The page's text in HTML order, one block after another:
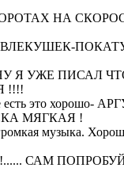
НА
НУ Я УЖЕ
!!!!
есть это
МЯГКАЯ !
музыка.
САМ